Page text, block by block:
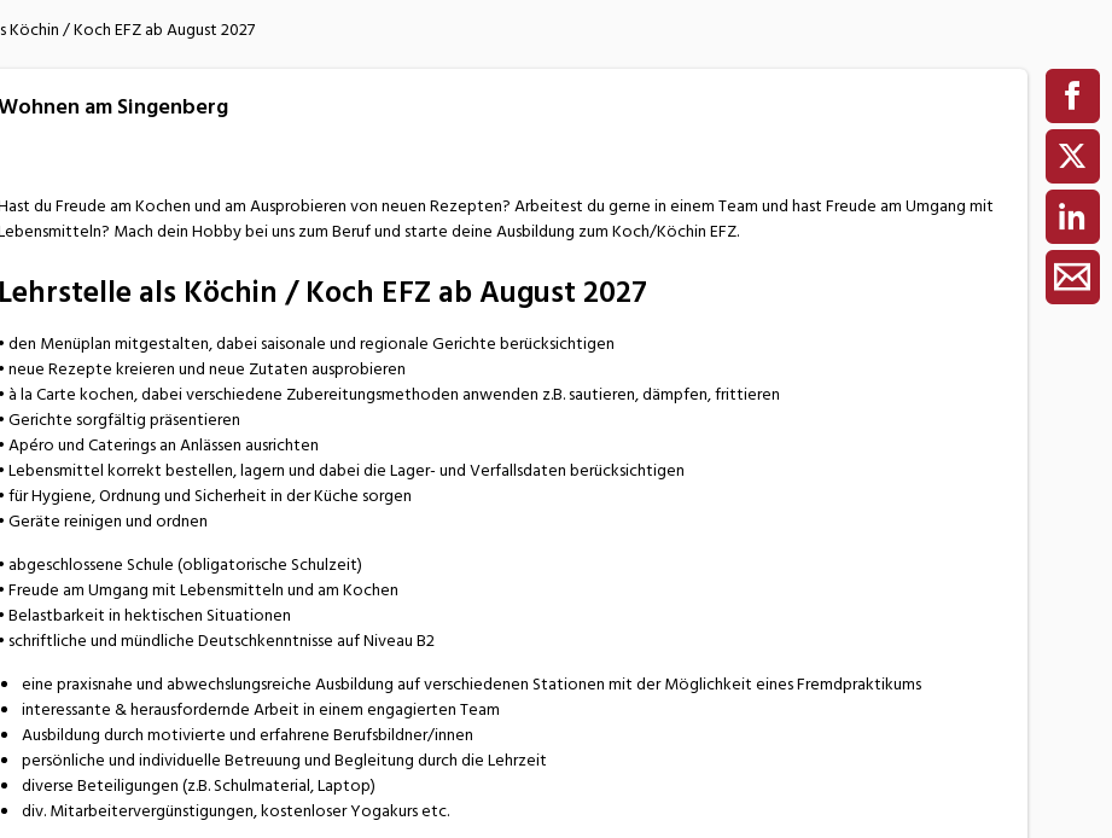
Köchin / Koch EFZ ab August 2027
am Singenberg
du Freude am Kochen und am Ausprobieren von neuen Rezepten? Arbeitest du gerne in einem Team und hast Freude am Umgang mit
Mach dein Hobby bei uns zum Beruf und starte deine Ausbildung zum Koch/Köchin EFZ.
Lehrstelle als Köchin / Koch EFZ ab August 2027
• den Menüplan mitgestalten, dabei saisonale und regionale Gerichte berücksichtigen
• neue Rezepte kreieren und neue Zutaten ausprobieren
• à la Carte kochen, dabei verschiedene Zubereitungsmethoden anwenden z.B. sautieren, dämpfen, frittieren
• Gerichte sorgfältig präsentieren
• Apéro und Caterings an Anlässen ausrichten
• Lebensmittel korrekt bestellen, lagern und dabei die Lager- und Verfallsdaten berücksichtigen
• für Hygiene, Ordnung und Sicherheit in der Küche sorgen
• Geräte reinigen und ordnen
• abgeschlossene Schule (obligatorische Schulzeit)
• Freude am Umgang mit Lebensmitteln und am Kochen
• Belastbarkeit in hektischen Situationen
• schriftliche und mündliche Deutschkenntnisse auf Niveau B2
eine praxisnahe und abwechslungsreiche Ausbildung auf verschiedenen Stationen mit der Möglichkeit eines Fremdpraktikums
interessante & herausfordernde Arbeit in einem engagierten Team
Ausbildung durch motivierte und erfahrene Berufsbildner/innen
persönliche und individuelle Betreuung und Begleitung durch die Lehrzeit
diverse Beteiligungen (z.B. Schulmaterial, Laptop)
div. Mitarbeitervergünstigungen, kostenloser Yogakurs etc.